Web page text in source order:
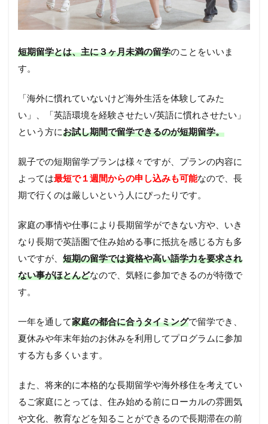
短期留学とは、主に３ヶ月未満の留学のことをいいま
す。
「海外に慣れていないけど海外生活を体験してみた
い」、「英語環境を経験させたい/英語に慣れさせたい」
という方にお試し期間で留学できるのが短期留学。
親子での短期留学プランは様々ですが、プランの内容に
よっては最短で１週間からの申し込みも可能なので、長
期で行くのは厳しいという人にぴったりです。
家庭の事情や仕事により長期留学ができない方や、いき
なり長期で英語圏で住み始める事に抵抗を感じる方も多
いですが、 短期の留学では資格や高い語学力を要求され
ない事がほとんどなので、気軽に参加できるのが特徴で
す。
一年を通して家庭の都合に合うタイミングで留学でき、
夏休みや年末年始のお休みを利用してプログラムに参加
する方も多くいます。
また、将来的に本格的な長期留学や海外移住を考えてい
るご家庭にとっては、住み始める前にローカルの雰囲気
や文化、教育などを知ることができるので長期滞在の前